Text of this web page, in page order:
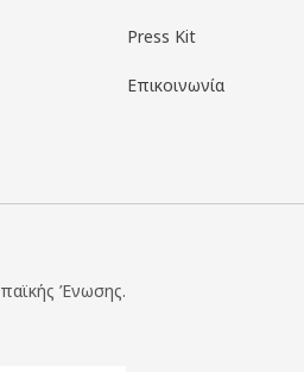
Press Kit
Επικοινωνία
Ένωσης.